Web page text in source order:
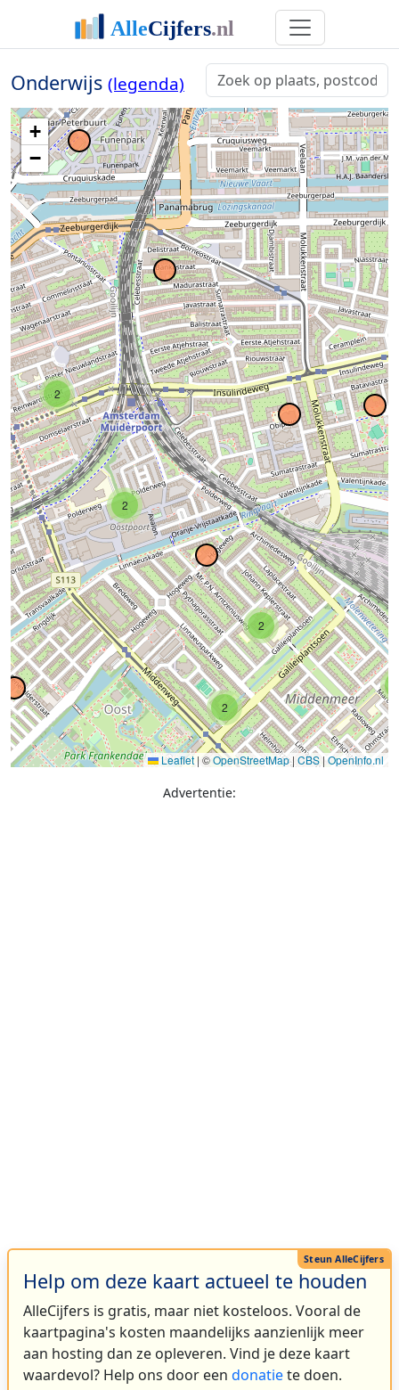
Onderwijs (legenda)
2
2
2
2
+
−
Leaflet | ©OpenStreetMap| CBS| OpenInfo.nl
Advertentie:
Help om deze kaart actueel te houden
AlleCijfers is gratis, maar niet kosteloos. Vooral de
kaartpagina's kosten maandelijks aanzienlijk meer
aan hosting dan ze opleveren. Vind je deze kaart
waardevol? Help ons door een donatiete doen.